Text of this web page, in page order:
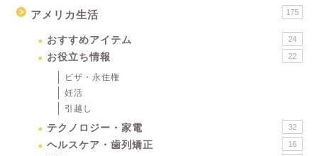
アメリカ生活 175
おすすめアイテム 24
お役立ち情報 22
ビザ・永住権
妊活
引越し
テクノロジー・家電 32
ヘルスケア・歯列矯正 16